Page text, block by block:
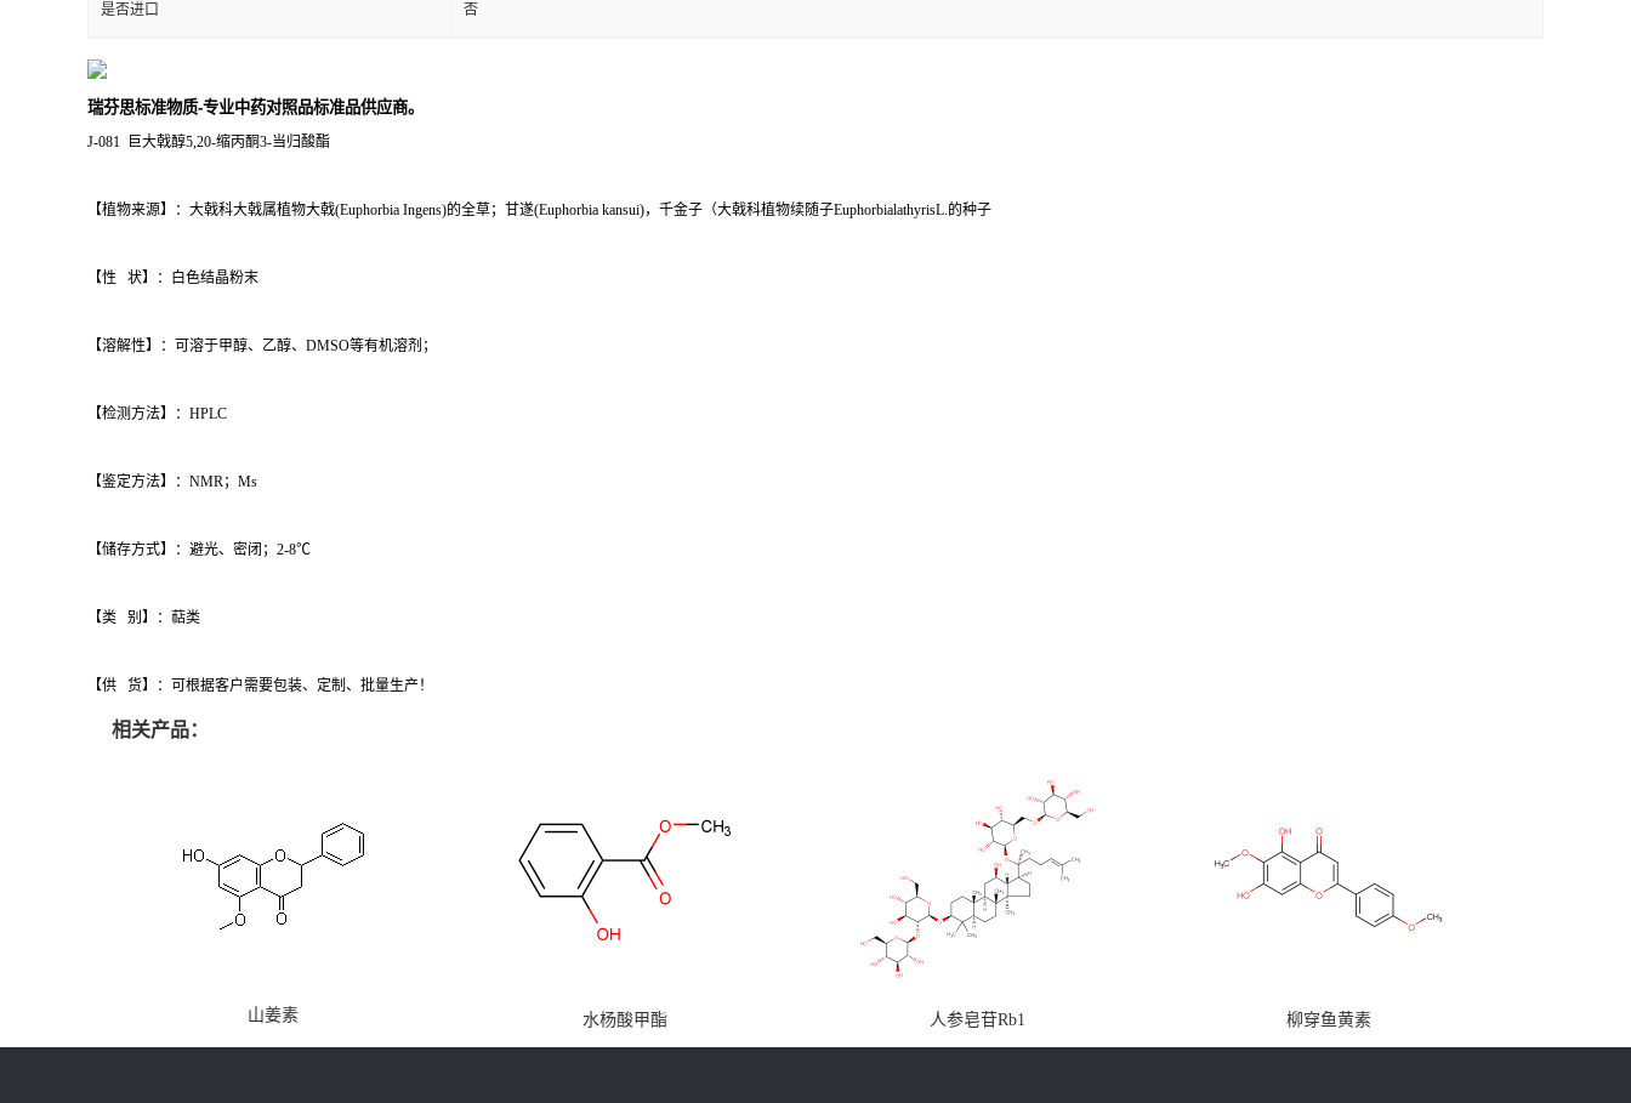
是否进口 否
瑞芬思标准物质-专业中药对照品标准品供应商。
J-081 巨大戟醇5,20-缩丙酮3-当归酸酯
【植物来源】：大戟科大戟属植物大戟(Euphorbia Ingens)的全草；甘遂(Euphorbia kansui)，千金子（大戟科植物续随子EuphorbialathyrisL.的种子
【性 状】：白色结晶粉末
【溶解性】：可溶于甲醇、乙醇、DMSO等有机溶剂；
【检测方法】：HPLC
【鉴定方法】：NMR；Ms
【储存方式】：避光、密闭；2-8℃
【类 别】：萜类
【供 货】：可根据客户需要包装、定制、批量生产！
相关产品：
山姜素 水杨酸甲酯 人参皂苷Rb1 柳穿鱼黄素